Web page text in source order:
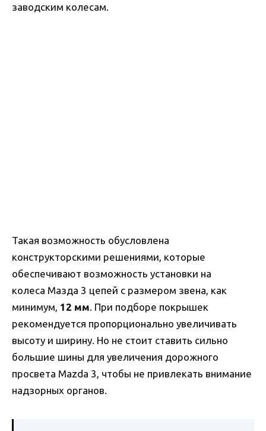
заводским колесам.
Такая возможность обусловлена
конструкторскими решениями, которые
обеспечивают возможность установки на
колеса Мазда 3 цепей с размером звена, как
минимум, 12 мм . При подборе покрышек
рекомендуется пропорционально увеличивать
высоту и ширину. Но не стоит ставить сильно
большие шины для увеличения дорожного
просвета Mazda 3, чтобы не привлекать внимание
надзорных органов.